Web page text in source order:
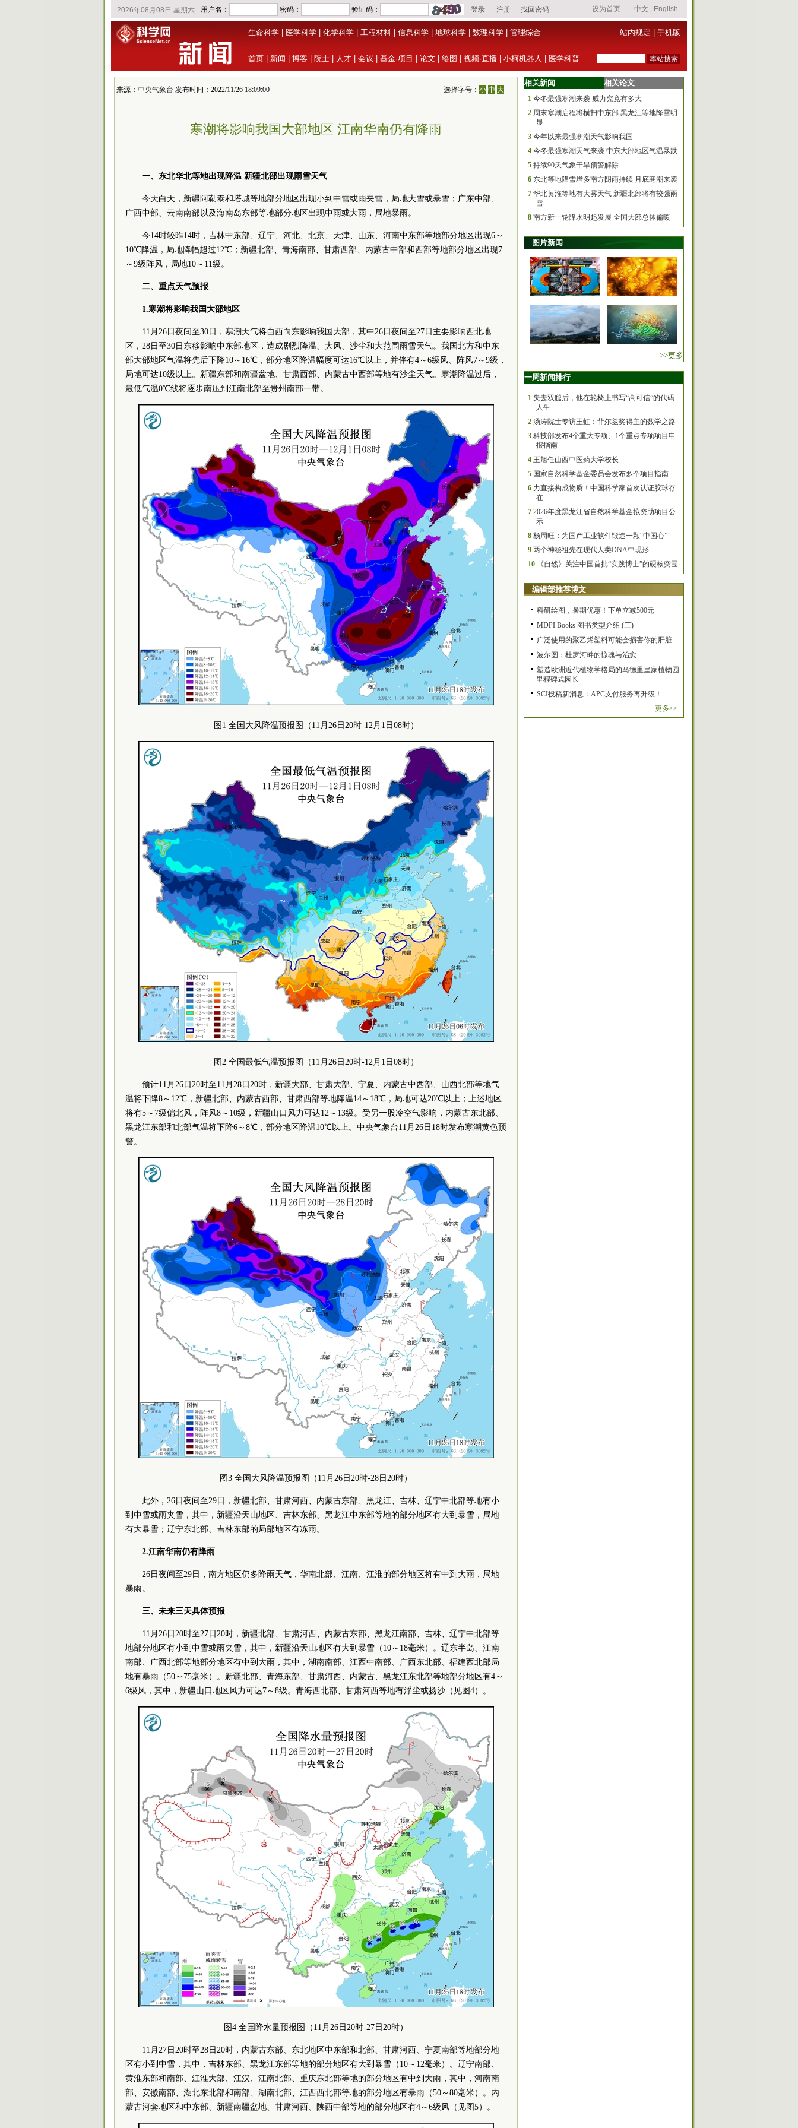
生命科学 医学科学 化学科学 工程材料 信息科学 地球科学 数理科学 管理综合 站内规定 手机版
首页 新闻 博客 院士 人才 会议 基金·项目 论文 绘图 视频·直播 小柯机器人 医学科普
来源： 中央气象台 发布时间：2022/11/26 18:09:00 选择字号：小 中 大
寒潮将影响我国大部地区 江南华南仍有降雨
一、东北华北等地出现降温 新疆北部出现雨雪天气
今天白天，新疆阿勒泰和塔城等地部分地区出现小到中雪或雨夹雪，局地大雪或暴雪；广东中部、
广西中部、云南南部以及海南岛东部等地部分地区出现中雨或大雨，局地暴雨。
今14时较昨14时，吉林中东部、辽宁、河北、北京、天津、山东、河南中东部等地部分地区出现6～
10℃降温，局地降幅超过12℃；新疆北部、青海南部、甘肃西部、内蒙古中部和西部等地部分地区出现7
～9级阵风，局地10～11级。
二、重点天气预报
1.寒潮将影响我国大部地区
11月26日夜间至30日，寒潮天气将自西向东影响我国大部，其中26日夜间至27日主要影响西北地
区，28日至30日东移影响中东部地区，造成剧烈降温、大风、沙尘和大范围雨雪天气。我国北方和中东
部大部地区气温将先后下降10～16℃，部分地区降温幅度可达16℃以上，并伴有4～6级风、阵风7～9级，
局地可达10级以上。新疆东部和南疆盆地、甘肃西部、内蒙古中西部等地有沙尘天气。寒潮降温过后，
最低气温0℃线将逐步南压到江南北部至贵州南部一带。
图1 全国大风降温预报图（11月26日20时-12月1日08时）
图2 全国最低气温预报图（11月26日20时-12月1日08时）
预计11月26日20时至11月28日20时，新疆大部、甘肃大部、宁夏、内蒙古中西部、山西北部等地气
温将下降8～12℃，新疆北部、内蒙古西部、甘肃西部等地降温14～18℃，局地可达20℃以上；上述地区
将有5～7级偏北风，阵风8～10级，新疆山口风力可达12～13级。受另一股冷空气影响，内蒙古东北部、
黑龙江东部和北部气温将下降6～8℃，部分地区降温10℃以上。中央气象台11月26日18时发布寒潮黄色预
警。
图3 全国大风降温预报图（11月26日20时-28日20时）
此外，26日夜间至29日，新疆北部、甘肃河西、内蒙古东部、黑龙江、吉林、辽宁中北部等地有小
到中雪或雨夹雪，其中，新疆沿天山地区、吉林东部、黑龙江中东部等地的部分地区有大到暴雪，局地
有大暴雪；辽宁东北部、吉林东部的局部地区有冻雨。
2.江南华南仍有降雨
26日夜间至29日，南方地区仍多降雨天气，华南北部、江南、江淮的部分地区将有中到大雨，局地
暴雨。
三、未来三天具体预报
11月26日20时至27日20时，新疆北部、甘肃河西、内蒙古东部、黑龙江南部、吉林、辽宁中北部等
地部分地区有小到中雪或雨夹雪，其中，新疆沿天山地区有大到暴雪（10～18毫米）。辽东半岛、江南
南部、广西北部等地部分地区有中到大雨，其中，湖南南部、江西中南部、广西东北部、福建西北部局
地有暴雨（50～75毫米）。新疆北部、青海东部、甘肃河西、内蒙古、黑龙江东北部等地部分地区有4～
6级风，其中，新疆山口地区风力可达7～8级。青海西北部、甘肃河西等地有浮尘或扬沙（见图4）。
图4 全国降水量预报图（11月26日20时-27日20时）
11月27日20时至28日20时，内蒙古东部、东北地区中东部和北部、甘肃河西、宁夏南部等地部分地
区有小到中雪，其中，吉林东部、黑龙江东部等地的部分地区有大到暴雪（10～12毫米）。辽宁南部、
黄淮东部和南部、江淮大部、江汉、江南北部、重庆东北部等地的部分地区有中到大雨，其中，河南南
部、安徽南部、湖北东北部和南部、湖南北部、江西西北部等地的部分地区有暴雨（50～80毫米）。内
蒙古河套地区和中东部、新疆南疆盆地、甘肃河西、陕西中部等地的部分地区有4～6级风（见图5）。
相关新闻 相关论文
1 今冬最强寒潮来袭 威力究竟有多大
2 周末寒潮启程将横扫中东部 黑龙江等地降雪明
显
3 今年以来最强寒潮天气影响我国
4 今冬最强寒潮天气来袭 中东大部地区气温暴跌
5 持续90天气象干旱预警解除
6 东北等地降雪增多南方阴雨持续 月底寒潮来袭
7 华北黄淮等地有大雾天气 新疆北部将有较强雨
雪
8 南方新一轮降水明起发展 全国大部总体偏暖
图片新闻
>>更多
一周新闻排行
1 失去双腿后，他在轮椅上书写“高可信”的代码
人生
2 汤涛院士专访王虹：菲尔兹奖得主的数学之路
3 科技部发布4个重大专项、1个重点专项项目申
报指南
4 王旭任山西中医药大学校长
5 国家自然科学基金委员会发布多个项目指南
6 力直接构成物质！中国科学家首次认证胶球存
在
7 2026年度黑龙江省自然科学基金拟资助项目公
示
8 杨周旺：为国产工业软件锻造一颗“中国心”
9 两个神秘祖先在现代人类DNA中现形
10
《自然》关注中国首批“实践博士”的硬核突围
编辑部推荐博文
科研绘图，暑期优惠！下单立减500元
MDPI Books 图书类型介绍 (三)
广泛使用的聚乙烯塑料可能会损害你的肝脏
波尔图：杜罗河畔的惊魂与治愈
塑造欧洲近代植物学格局的马德里皇家植物园
里程碑式园长
SCI投稿新消息：APC支付服务再升级！
更多>>